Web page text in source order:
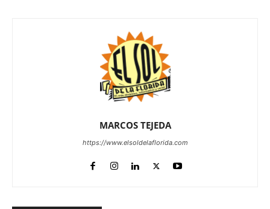
MARCOS TEJEDA
https://www.elsoldelaflorida.com